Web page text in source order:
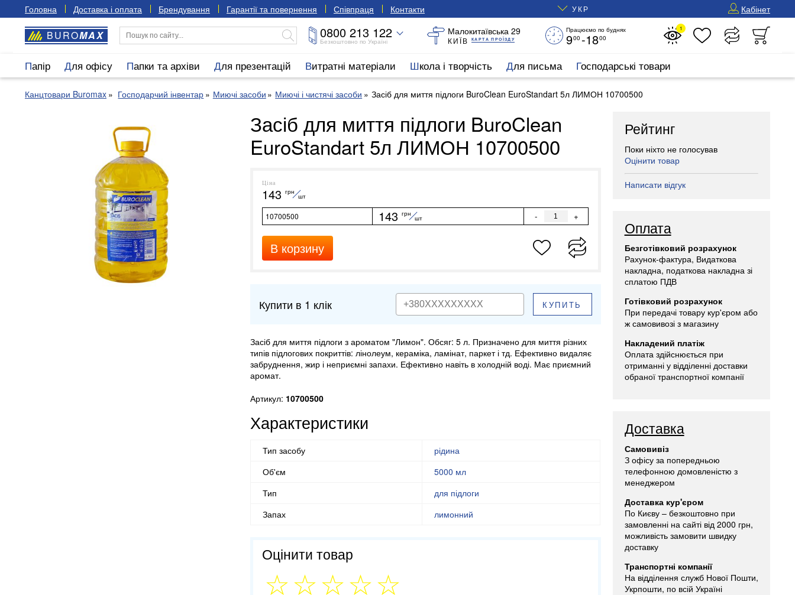
Головна Доставка і оплата Брендування Гарантії та повернення Співпраця Контакти УКР Кабінет
BUROMAX 0800 213 122
Безкоштовно по Україні
Малокитаївська 29
КИЇВ КАРТА ПРОЇЗДУ
Працюємо по буднях
900 -1800
1
Папір Для офісу Папки та архіви Для презентацій Витратні матеріали Школа і творчість Для письма Господарські товари
Канцтовари Buromax Господарчий інвентар Миючі засоби Миючі і чистячі засоби Засіб для миття підлоги BuroClean EuroStandart 5л ЛИМОН 10700500
Засіб для миття підлоги BuroClean
EuroStandart 5л ЛИМОН 10700500
Ціна
143 грн
шт
10700500 143 грн
шт - +
В корзину
Купити в 1 клік КУПИТЬ
Засіб для миття підлоги з ароматом "Лимон". Обсяг: 5 л. Призначено для миття різних
типів підлогових покриттів: лінолеум, кераміка, ламінат, паркет і тд. Ефективно видаляє
забруднення, жир і неприємні запахи. Ефективно навіть в холодній воді. Має приємний
аромат.
Артикул: 10700500
Характеристики
Тип засобу
рідина
Об'єм
5000 мл
Тип
для підлоги
Запах
лимонний
Оцінити товар
Рейтинг
Поки ніхто не голосував
Оцінити товар
Написати відгук
Оплата
Безготівковий розрахунок
Рахунок-фактура, Видаткова
накладна, податкова накладна зі
сплатою ПДВ
Готівковий розрахунок
При передачі товару кур'єром або
ж самовивозі з магазину
Накладений платіж
Оплата здійснюється при
отриманні у відділенні доставки
обраної транспортної компанії
Доставка
Самовивіз
З офісу за попередньою
телефонною домовленістю з
менеджером
Доставка кур'єром
По Києву – безкоштовно при
замовленні на сайті від 2000 грн,
можливість замовити швидку
доставку
Транспортні компанії
На відділення служб Нової Пошти,
Укрпошти, по всій Україні